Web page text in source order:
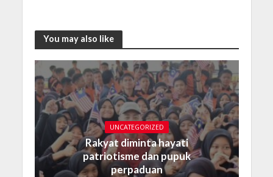
You may also like
UNCATEGORIZED
Rakyat diminta hayati
patriotisme dan pupuk
perpaduan